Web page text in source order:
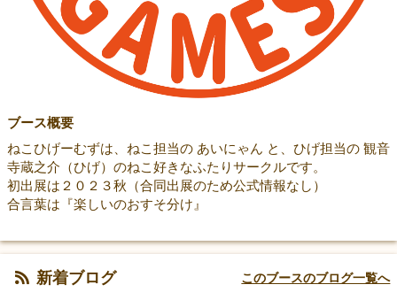
ブース概要
ねこひげーむずは、ねこ担当の あいにゃん と、ひげ担当の 観音
寺蔵之介（ひげ）のねこ好きなふたりサークルです。
初出展は２０２３秋（合同出展のため公式情報なし）
合言葉は『楽しいのおすそ分け』
新着ブログ このブースのブログ一覧へ